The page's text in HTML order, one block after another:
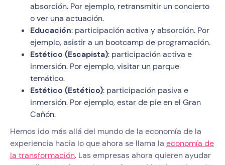
absorción. Por ejemplo, retransmitir un concierto
o ver una actuación.
Educación: participación activa y absorción. Por
ejemplo, asistir a un bootcamp de programación.
Estético (Escapista): participación activa e
inmersión. Por ejemplo, visitar un parque
temático.
Estético (Estético): participación pasiva e
inmersión. Por ejemplo, estar de pie en el Gran
Cañón.
Hemos ido más allá del mundo de la economía de la
experiencia hacia lo que ahora se llama la economía de
la transformación. Las empresas ahora quieren ayudar